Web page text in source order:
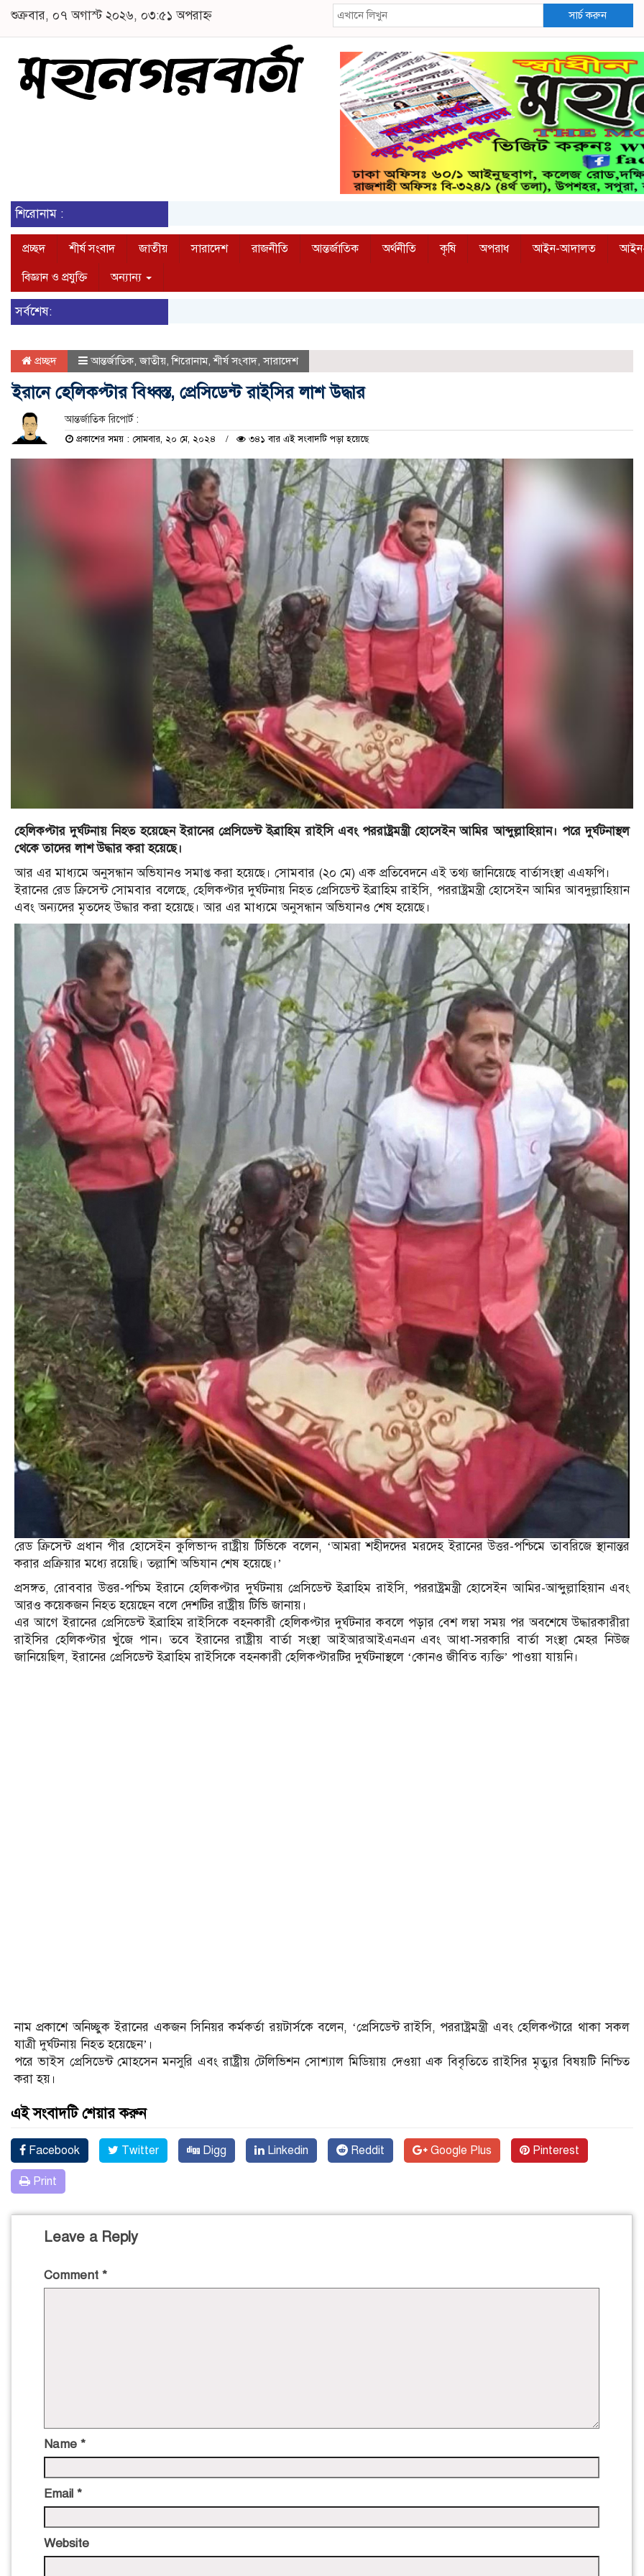
শুক্রবার, ০৭ অগাস্ট ২০২৬, ০৩:৫১ অপরাহ্ন সার্চ করুন
শিরোনাম :
প্রচ্ছদ শীর্ষ সংবাদ জাতীয় সারাদেশ রাজনীতি আন্তর্জাতিক অর্থনীতি কৃষি অপরাধ আইন-আদালত
বিজ্ঞান ও প্রযুক্তি
অন্যান্য
সর্বশেষ:
প্রচ্ছদ আন্তর্জাতিক,জাতীয়,শিরোনাম,শীর্ষ সংবাদ,সারাদেশ
ইরানে হেলিকপ্টার বিধ্বস্ত, প্রেসিডেন্ট রাইসির লাশ উদ্ধার
আন্তর্জাতিক রিপোর্ট :
প্রকাশের সময় : সোমবার, ২০ মে, ২০২৪ ৩৪১ বার এই সংবাদটি পড়া হয়েছে
হেলিকপ্টার দুর্ঘটনায় নিহত হয়েছেন ইরানের প্রেসিডেন্ট ইব্রাহিম রাইসি এবং পররাষ্ট্রমন্ত্রী হোসেইন আমির আব্দুল্লাহিয়ান। পরে দুর্ঘটনাস্থল
থেকে তাদের লাশ উদ্ধার করা হয়েছে।
আর এর মাধ্যমে অনুসন্ধান অভিযানও সমাপ্ত করা হয়েছে। সোমবার (২০ মে) এক প্রতিবেদনে এই তথ্য জানিয়েছে বার্তাসংস্থা এএফপি।
ইরানের রেড ক্রিসেন্ট সোমবার বলেছে, হেলিকপ্টার দুর্ঘটনায় নিহত প্রেসিডেন্ট ইব্রাহিম রাইসি, পররাষ্ট্রমন্ত্রী হোসেইন আমির আবদুল্লাহিয়ান
এবং অন্যদের মৃতদেহ উদ্ধার করা হয়েছে। আর এর মাধ্যমে অনুসন্ধান অভিযানও শেষ হয়েছে।
রেড ক্রিসেন্ট প্রধান পীর হোসেইন কুলিভান্দ রাষ্ট্রীয় টিভিকে বলেন, ‘আমরা শহীদদের মরদেহ ইরানের উত্তর-পশ্চিমে তাবরিজে স্থানান্তর
করার প্রক্রিয়ার মধ্যে রয়েছি। তল্লাশি অভিযান শেষ হয়েছে।’
প্রসঙ্গত, রোববার উত্তর-পশ্চিম ইরানে হেলিকপ্টার দুর্ঘটনায় প্রেসিডেন্ট ইব্রাহিম রাইসি, পররাষ্ট্রমন্ত্রী হোসেইন আমির-আব্দুল্লাহিয়ান এবং
আরও কয়েকজন নিহত হয়েছেন বলে দেশটির রাষ্ট্রীয় টিভি জানায়।
এর আগে ইরানের প্রেসিডেন্ট ইব্রাহিম রাইসিকে বহনকারী হেলিকপ্টার দুর্ঘটনার কবলে পড়ার বেশ লম্বা সময় পর অবশেষে উদ্ধারকারীরা
রাইসির হেলিকপ্টার খুঁজে পান। তবে ইরানের রাষ্ট্রীয় বার্তা সংস্থা আইআরআইএনএন এবং আধা-সরকারি বার্তা সংস্থা মেহর নিউজ
জানিয়েছিল, ইরানের প্রেসিডেন্ট ইব্রাহিম রাইসিকে বহনকারী হেলিকপ্টারটির দুর্ঘটনাস্থলে ‘কোনও জীবিত ব্যক্তি’ পাওয়া যায়নি।
নাম প্রকাশে অনিচ্ছুক ইরানের একজন সিনিয়র কর্মকর্তা রয়টার্সকে বলেন, ‘প্রেসিডেন্ট রাইসি, পররাষ্ট্রমন্ত্রী এবং হেলিকপ্টারে থাকা সকল
যাত্রী দুর্ঘটনায় নিহত হয়েছেন’।
পরে ভাইস প্রেসিডেন্ট মোহসেন মনসুরি এবং রাষ্ট্রীয় টেলিভিশন সোশ্যাল মিডিয়ায় দেওয়া এক বিবৃতিতে রাইসির মৃত্যুর বিষয়টি নিশ্চিত
করা হয়।
এই সংবাদটি শেয়ার করুন
Facebook Twitter Digg Linkedin Reddit Google Plus Pinterest
Print
Leave a Reply
Comment *
Name *
Email *
Website